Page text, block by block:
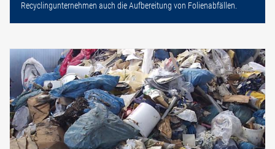
Recyclingunternehmen auch die Aufbereitung von Folienabfällen.